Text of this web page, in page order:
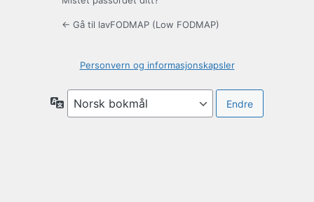
← Gå til lavFODMAP (Low FODMAP)
Personvern og informasjonskapsler
Språk